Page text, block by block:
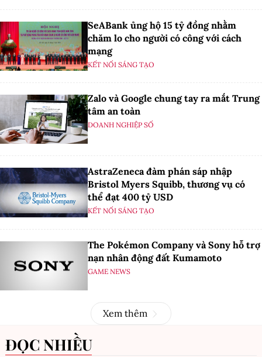
SeABank ủng hộ 15 tỷ đồng nhằm
chăm lo cho người có công với cách
mạng
KẾT NỐI SÁNG TẠO
Zalo và Google chung tay ra mắt Trung
tâm an toàn
DOANH NGHIỆP SỐ
AstraZeneca đàm phán sáp nhập
Bristol Myers Squibb, thương vụ có
thể đạt 400 tỷ USD
KẾT NỐI SÁNG TẠO
The Pokémon Company và Sony hỗ trợ
nạn nhân động đất Kumamoto
GAME NEWS
Xem thêm
ĐỌC NHIỀU